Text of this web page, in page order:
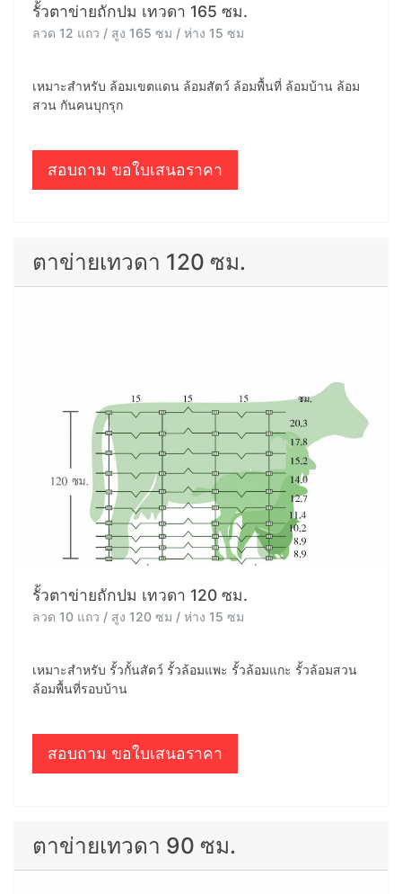
รั้วตาข่ายถักปม เทวดา 165 ซม.
ลวด 12 แถว / สูง 165 ซม / ห่าง 15 ซม
เหมาะสำหรับ ล้อมเขตแดน ล้อมสัตว์ ล้อมพื้นที่ ล้อมบ้าน ล้อม
สวน กันคนบุกรุก
สอบถาม ขอใบเสนอราคา
ตาข่ายเทวดา 120 ซม.
รั้วตาข่ายถักปม เทวดา 120 ซม.
ลวด 10 แถว / สูง 120 ซม / ห่าง 15 ซม
เหมาะสำหรับ รั้วกั้นสัตว์ รั้วล้อมแพะ รั้วล้อมแกะ รั้วล้อมสวน
ล้อมพื้นที่รอบบ้าน
สอบถาม ขอใบเสนอราคา
ตาข่ายเทวดา 90 ซม.